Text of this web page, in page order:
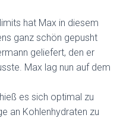
hat Max in diesem
ganz schön gepusht
geliefert, den er
Max lag nun auf dem
es sich optimal zu
an Kohlenhydraten zu